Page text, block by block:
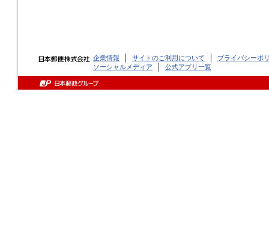
企業情報 サイトのご利用について
プライバシーポ
ソーシャルメディア
公式アプリ一覧